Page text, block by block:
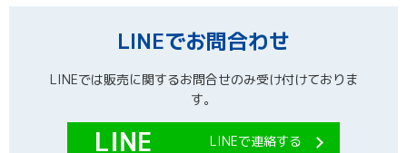
LINEでお問合わせ
LINEでは販売に関するお問合せのみ受け付けておりま
す。
LINEで連絡する